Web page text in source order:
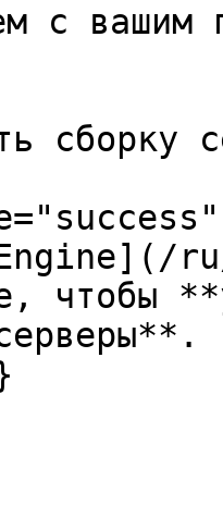
с вашим
сборку
чтобы